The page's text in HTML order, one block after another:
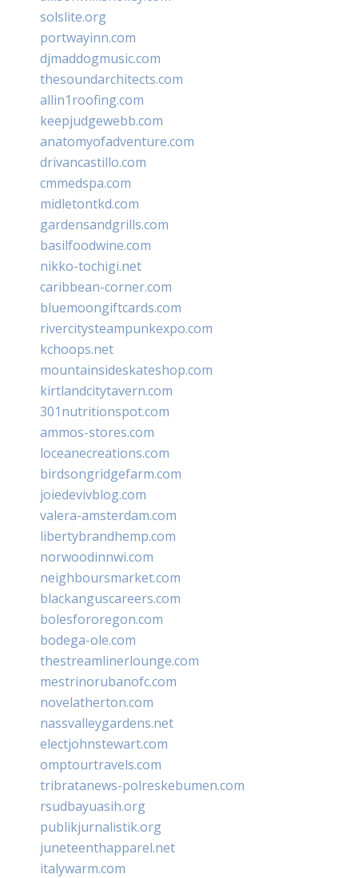
solslite.org
portwayinn.com
djmaddogmusic.com
thesoundarchitects.com
allin1roofing.com
keepjudgewebb.com
anatomyofadventure.com
drivancastillo.com
cmmedspa.com
midletontkd.com
gardensandgrills.com
basilfoodwine.com
nikko-tochigi.net
caribbean-corner.com
bluemoongiftcards.com
rivercitysteampunkexpo.com
kchoops.net
mountainsideskateshop.com
kirtlandcitytavern.com
301nutritionspot.com
ammos-stores.com
loceanecreations.com
birdsongridgefarm.com
joiedevivblog.com
valera-amsterdam.com
libertybrandhemp.com
norwoodinnwi.com
neighboursmarket.com
blackanguscareers.com
bolesfororegon.com
bodega-ole.com
thestreamlinerlounge.com
mestrinorubanofc.com
novelatherton.com
nassvalleygardens.net
electjohnstewart.com
omptourtravels.com
tribratanews-polreskebumen.com
rsudbayuasih.org
publikjurnalistik.org
juneteenthapparel.net
italywarm.com